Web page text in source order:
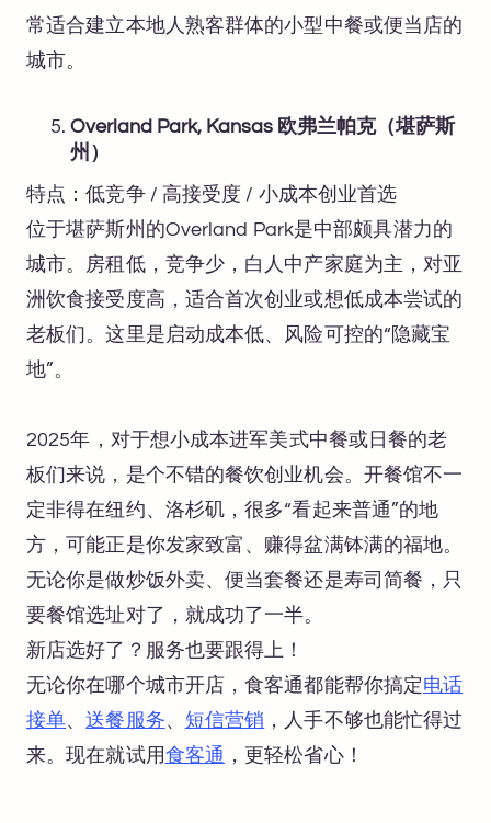
常适合建立本地人熟客群体的小型中餐或便当店的
城市。
Overland Park, Kansas 欧弗兰帕克（堪萨斯
州）
特点：低竞争 / 高接受度 / 小成本创业首选
位于堪萨斯州的Overland Park是中部颇具潜力的
城市。房租低，竞争少，白人中产家庭为主，对亚
洲饮食接受度高，适合首次创业或想低成本尝试的
老板们。这里是启动成本低、风险可控的“隐藏宝
地”。
2025年，对于想小成本进军美式中餐或日餐的老
板们来说，是个不错的餐饮创业机会。开餐馆不一
定非得在纽约、洛杉矶，很多“看起来普通”的地
方，可能正是你发家致富、赚得盆满钵满的福地。
无论你是做炒饭外卖、便当套餐还是寿司简餐，只
要餐馆选址对了，就成功了一半。
新店选好了？服务也要跟得上！
无论你在哪个城市开店，食客通都能帮你搞定电话
接单、送餐服务、 短信营销 ，人手不够也能忙得过
来。现在就试用食客通 ，更轻松省心！